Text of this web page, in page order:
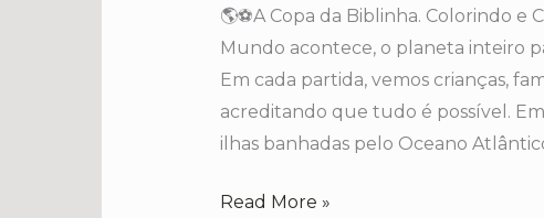
🌎⚽A Copa da Biblinha. Colorindo
Mundo acontece, o planeta inteiro
Em cada partida, vemos crianças,
acreditando que tudo é possível.
ilhas banhadas pelo Oceano
Biblinha
Read More »